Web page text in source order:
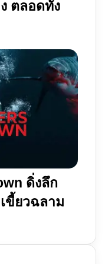
ตลอดทั้ง
ดิ่งลึก
ขี้ยวฉลาม